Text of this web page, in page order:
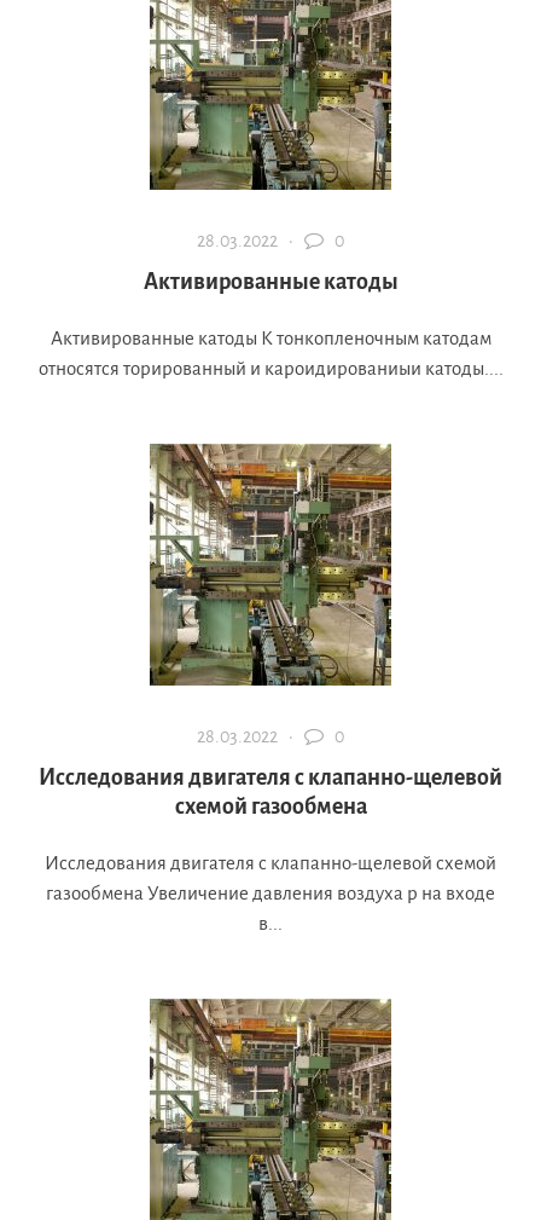
28.03.2022 · 0
Активированные катоды
Активированные катоды К тонкопленочным катодам
относятся торированный и кароидированиыи катоды....
28.03.2022 · 0
Исследования двигателя с клапанно-щелевой
схемой газообмена
Исследования двигателя с клапанно-щелевой схемой
газообмена Увеличение давления воздуха р на входе
в...